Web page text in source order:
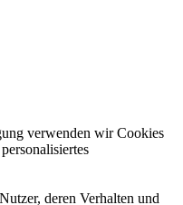
verwenden wir Cookies
deren Verhalten und